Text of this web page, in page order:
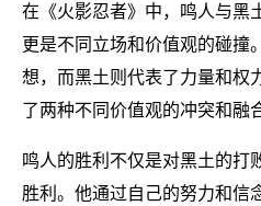
在《火影忍者》中，鸣人与黑
更是不同立场和价值观的碰撞
想，而黑土则代表了力量和权
了两种不同价值观的冲突和融
鸣人的胜利不仅是对黑土的打
胜利。他通过自己的努力和信